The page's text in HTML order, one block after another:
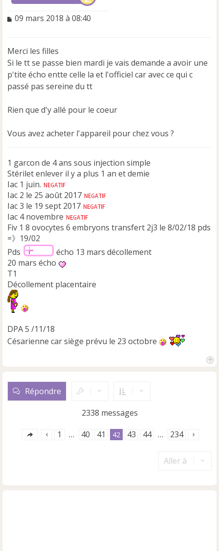
M
s
a
g
e
n
o
l
09 mars 2018 à 08:40
Merci les filles
Si le tt se passe bien mardi je vais demande a avoir une
p'tite écho entte celle la et l'officiel car avec ce qui c
passé pas sereine du tt
Rien que d'y allé pour le coeur
Vous avez acheter l'appareil pour chez vous ?
1 garcon de 4 ans sous injection simple
Stérilet enlever il y a plus 1 an et demie
Iac 1 juin.
Iac 2 le 25 août 2017
Iac 3 le 19 sept 2017
Iac 4 novembre
Fiv 1 8 ovocytes 6 embryons transfert 2j3 le 8/02/18 pds
=》19/02
Pds
écho 13 mars décollement
20 mars écho
T1
Décollement placentaire
DPA 5 /11/18
Césarienne car siège prévu le 23 octobre
Répondre
2338 messages
1 … 40 41 42 43 44 … 234
Aller à